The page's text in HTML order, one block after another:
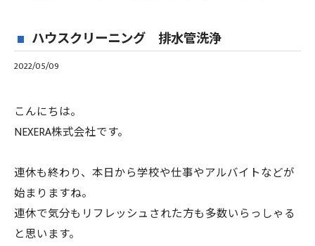
ハウスクリーニング 排水管洗浄
2022/05/09
こんにちは。
NEXERA株式会社です。
連休も終わり、本日から学校や仕事やアルバイトなどが
始まりますね。
連休で気分もリフレッシュされた方も多数いらっしゃる
と思います。